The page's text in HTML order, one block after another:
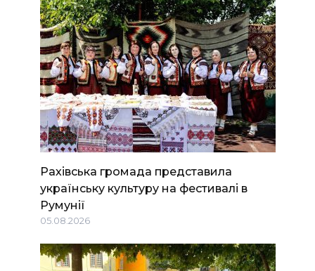
Рахівська громада представила
українську культуру на фестивалі в
Румунії
05.08.2026